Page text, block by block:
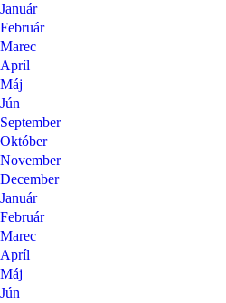
Január
Február
Marec
Apríl
Máj
Jún
September
Október
November
December
Január
Február
Marec
Apríl
Máj
Jún